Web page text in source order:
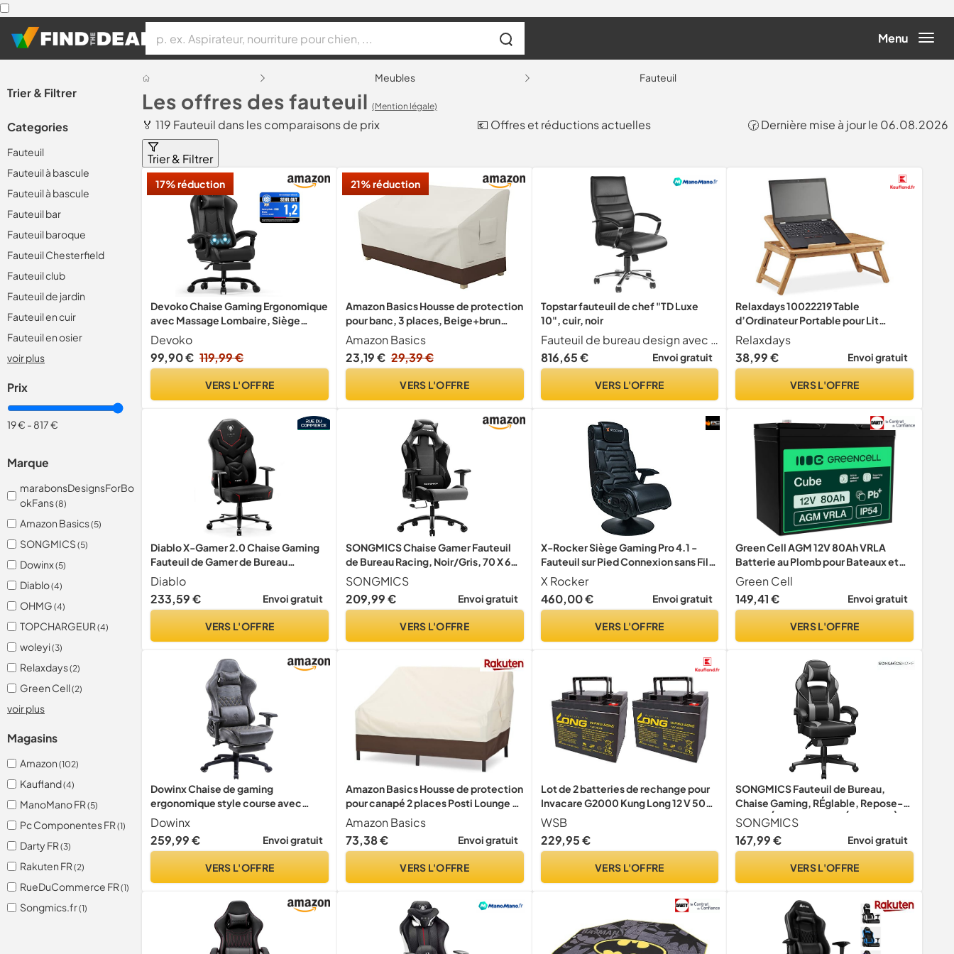
Menu
Trier & Filtrer
Categories
Fauteuil
Fauteuil à bascule
Fauteuil à bascule
Fauteuil bar
Fauteuil baroque
Fauteuil Chesterfield
Fauteuil club
Fauteuil de jardin
Fauteuil en cuir
Fauteuil en osier
voir plus
Prix
19 € - 817 €
Marque
marabonsDesignsForBo
okFans(8)
Amazon Basics(5)
SONGMICS (5)
Dowinx(5)
Diablo(4)
OHMG (4)
TOPCHARGEUR(4)
woleyi(3)
Relaxdays(2)
Green Cell(2)
voir plus
Magasins
Amazon (102)
Kaufland(4)
ManoMano FR(5)
Pc Componentes FR(1)
Darty FR(3)
Rakuten FR(2)
RueDuCommerce FR(1)
Songmics.fr(1)
Meubles Fauteuil
Les offres des fauteuil (Mention légale)
🏅 119 Fauteuil dans les comparaisons de prix 💶 Offres et réductions actuelles 🕝 Dernière mise à jour le 06.08.2026
Trier & Filtrer
17% réduction
Devoko Chaise Gaming Ergonomique
avec Massage Lombaire, Siège
Gamer Inclinable 135°, Repose-
Pieds, Appui-Tête Réglable, Fauteuil
Gaming Adulte en Similicuir, Chaise
Devoko
99,90 € 119,99 €
VERS L'OFFRE
21% réduction
Amazon Basics Housse de protection
pour banc, 3 places, Beige+brun
Clair
Amazon Basics
23,19 € 29,39 €
VERS L'OFFRE
Topstar fauteuil de chef "TD Luxe
10", cuir, noir
Fauteuil de bureau design avec base chrom e 5 faisceaux
816,65 €
Envoi gratuit
VERS L'OFFRE
Relaxdays 10022219 Table
d’Ordinateur Portable pour Lit
Hauteur Réglable, Plateau en
Bambou avec Tiroir, 30x69x35cm,
Nature, HLP 30 x 69 x 35 cm
Relaxdays
38,99 €
Envoi gratuit
VERS L'OFFRE
Diablo X-Gamer 2.0 Chaise Gaming
Fauteuil de Gamer de Bureau
Couverture en Tissu Design
Ergonomique Coussin Lombaire
Accoudoirs Confortables (Noir-Noir)
Diablo
233,59 €
Envoi gratuit
VERS L'OFFRE
SONGMICS Chaise Gamer Fauteuil
de Bureau Racing, Noir/Gris, 70 X 63
X (128-138) cm
SONGMICS
209,99 €
Envoi gratuit
VERS L'OFFRE
X-Rocker Siège Gaming Pro 4.1 -
Fauteuil sur Pied Connexion sans Fil
Bluetooth Audio 4.1 système de
Vibration avec accoudoirs Simili Cuir
- Noir
X Rocker
460,00 €
Envoi gratuit
VERS L'OFFRE
Green Cell AGM 12V 80Ah VRLA
Batterie au Plomb pour Bateaux et
Yachts
Green Cell
149,41 €
Envoi gratuit
VERS L'OFFRE
Dowinx Chaise de gaming
ergonomique style course avec
massage lombaire - Fauteuil de
bureau pour ordinateur - En cuir
synthétique avec repose-pieds
Dowinx
259,99 €
Envoi gratuit
VERS L'OFFRE
Amazon Basics Housse de protection
pour canapé 2 places Posti Lounge à
assise profonde, Beige,Havane
Amazon Basics
73,38 €
Envoi gratuit
VERS L'OFFRE
Lot de 2 batteries de rechange pour
Invacare G2000 Kung Long 12 V 50
Ah au plomb résistant au cycle AGM
VRLA
WSB
229,95 €
VERS L'OFFRE
SONGMICS Fauteuil de Bureau,
Chaise Gaming, RÉglable, Repose-
pieds TÉlescopique, MÉcanisme À
Bascule, Appui-tÊte, Support
Lombaire, Charge 150 kg, Noir
OBG073B03
SONGMICS
167,99 €
Envoi gratuit
VERS L'OFFRE